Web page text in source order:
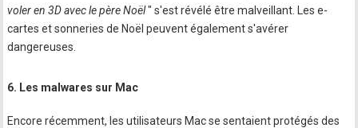
voler en 3D avec le père Noël" s'est révélé être malveillant. Les e-
cartes et sonneries de Noël peuvent également s'avérer
dangereuses.
6. Les malwares sur Mac
Encore récemment, les utilisateurs Mac se sentaient protégés des